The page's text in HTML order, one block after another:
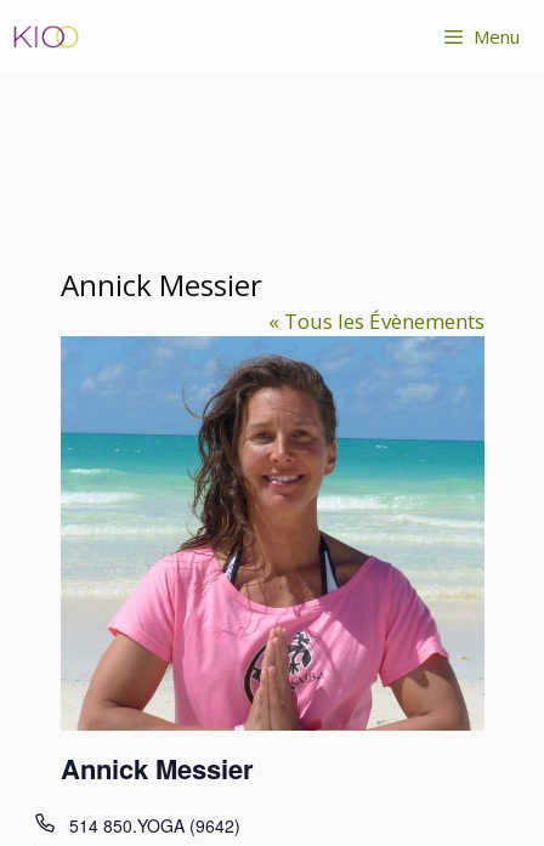
au
Menu
Annick Messier
« Tous les Évènements
Annick Messier
T
514 850.YOGA (9642)